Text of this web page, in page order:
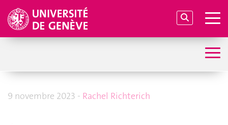
9 novembre 2023 - Rachel Richterich